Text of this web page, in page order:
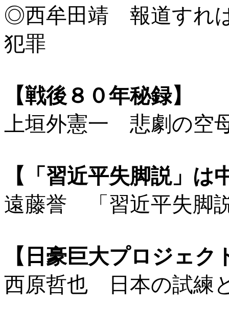
◎西牟田靖 報道すれ
犯罪
【戦後８０年秘録】
上垣外憲一 悲劇の空
【「習近平失脚説」
遠藤誉 「習近平失脚
【日豪巨大プロジェ
西原哲也 日本の試練